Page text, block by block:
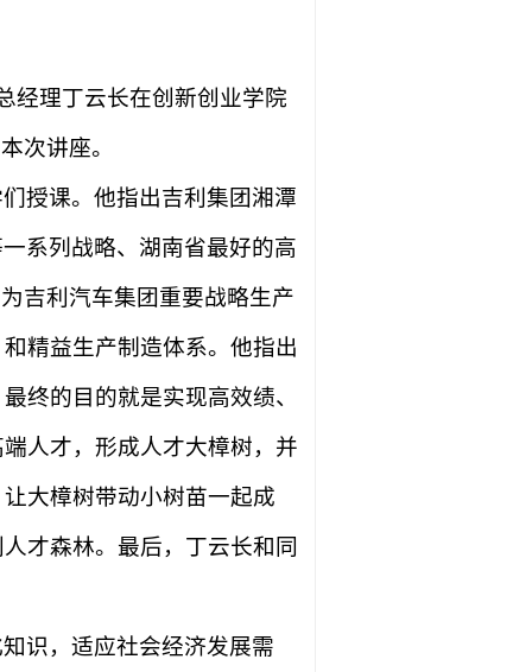
经理丁云长在创新创业学院
次讲座。
授课。他指出吉利集团湘潭
系列战略、湖南省最好的高
吉利汽车集团重要战略生产
精益生产制造体系。他指出
终的目的就是实现高效绩、
人才，形成人才大樟树，并
大樟树带动小树苗一起成
才森林。最后，丁云长和同
识，适应社会经济发展需